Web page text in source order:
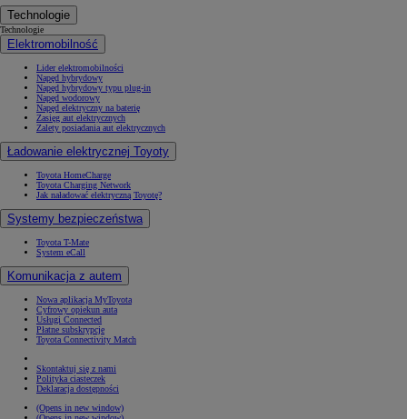
Technologie
Technologie
Elektromobilność
Lider elektromobilności
Napęd hybrydowy
Napęd hybrydowy typu plug-in
Napęd wodorowy
Napęd elektryczny na baterię
Zasięg aut elektrycznych
Zalety posiadania aut elektrycznych
Ładowanie elektrycznej Toyoty
Toyota HomeCharge
Toyota Charging Network
Jak naładować elektryczną Toyotę?
Systemy bezpieczeństwa
Toyota T-Mate
System eCall
Komunikacja z autem
Nowa aplikacja MyToyota
Cyfrowy opiekun auta
Usługi Connected
Płatne subskrypcje
Toyota Connectivity Match
Skontaktuj się z nami
Polityka ciasteczek
Deklaracja dostępności
(Opens in new window)